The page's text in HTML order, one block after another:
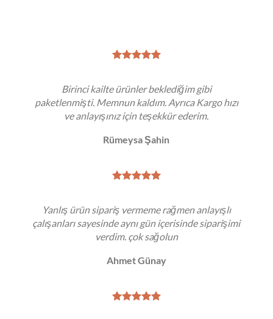
Birinci kailte ürünler beklediğim gibi
paketlenmişti. Memnun kaldım. Ayrıca Kargo hızı
ve anlayışınız için teşekkür ederim.
Rümeysa Şahin
Yanlış ürün sipariş vermeme rağmen anlayışlı
çalışanları sayesinde aynı gün içerisinde siparişimi
verdim. çok sağolun
Ahmet Günay